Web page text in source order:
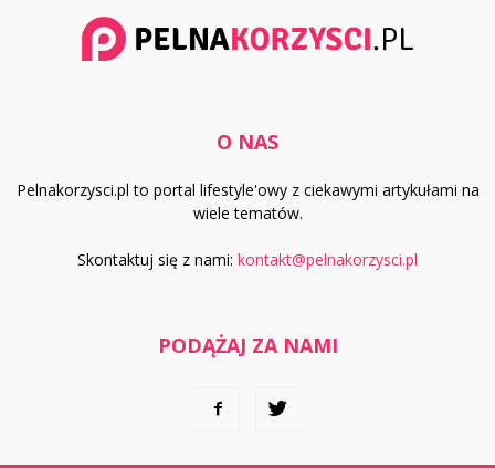
O NAS
Pelnakorzysci.pl to portal lifestyle'owy z ciekawymi artykułami na
wiele tematów.
Skontaktuj się z nami: kontakt@pelnakorzysci.pl
PODĄŻAJ ZA NAMI